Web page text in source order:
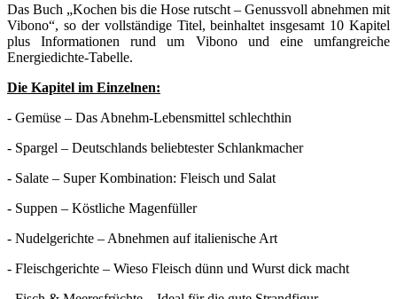
Das Buch „Kochen bis die Hose rutscht – Genussvoll abnehmen mit
Vibono“, so der vollständige Titel, beinhaltet insgesamt 10 Kapitel
plus Informationen rund um Vibono und eine umfangreiche
Energiedichte-Tabelle.
Die Kapitel im Einzelnen:
- Gemüse – Das Abnehm-Lebensmittel schlechthin
- Spargel – Deutschlands beliebtester Schlankmacher
- Salate – Super Kombination: Fleisch und Salat
- Suppen – Köstliche Magenfüller
- Nudelgerichte – Abnehmen auf italienische Art
- Fleischgerichte – Wieso Fleisch dünn und Wurst dick macht